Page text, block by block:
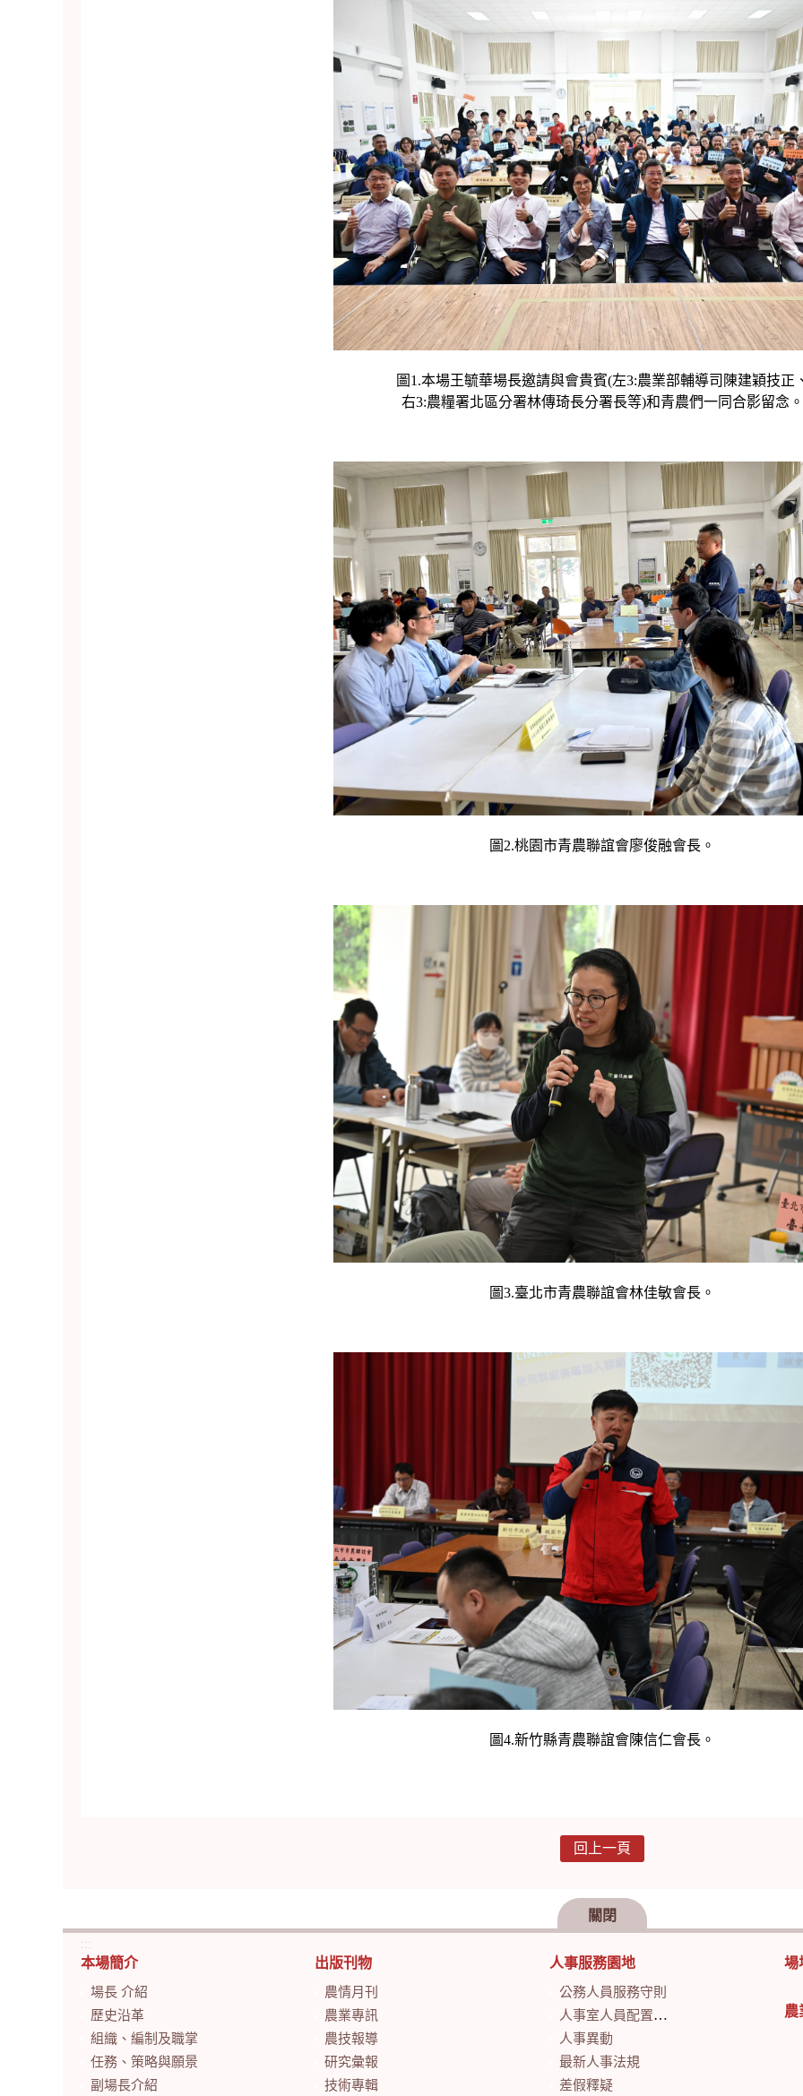
圖1.本場王毓華場長邀請與會貴賓(左3:農業部輔導司陳建穎技正
右3:農糧署北區分署林傳琦長分署長等)和青農們一同合影留念。
圖2.桃園市青農聯誼會廖俊融會長。
圖3.臺北市青農聯誼會林佳敏會長。
圖4.新竹縣青農聯誼會陳信仁會長。
回上一頁
關閉
:::
本場簡介
場長 介紹
歷史沿革
組織、編制及職掌
任務、策略與願景
副場長介紹
出版刊物
農情月刊
農業專訊
農技報導
研究彙報
技術專輯
人事服務園地
公務人員服務守則
人事室人員配置及業務職掌
人事異動
最新人事法規
差假釋疑
場
農